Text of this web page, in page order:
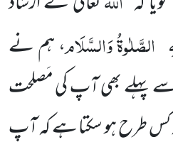
الصَّلٰوۃُ وَالسَّلَام، ہم نے
بھی آپ کی مَصلحت
کس طرح ہو سکتا ہے کہ آپ